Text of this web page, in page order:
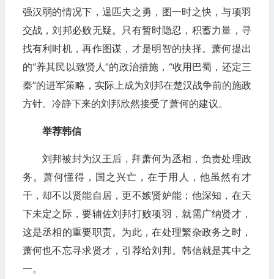
强汉弱的情况下，逞匹夫之勇，图一时之快，与项羽
交战，刘邦必败无疑。只有暂时隐忍，积蓄力量，寻
找有利时机，再作图谋，才是明智的抉择。萧何提出
的“养其民以致贤人”的政治措施，“收用巴蜀，还定三
秦”的进军策略，实际上成为刘邦在楚汉战争前的施政
方针。冷静下来的刘邦欣然接受了萧何的建议。
举荐韩信
刘邦被封为汉王后，拜萧何为丞相，负责处理政
务。萧何懂得，国之兴亡，在于用人，他虽然有才
干，却不以贤能自居，更不嫉贤妒能；他深知，在天
下未定之际，要辅佐刘邦打败项羽，就需广纳贤才，
这是丞相的重要职责。为此，在处理繁杂政务之时，
萧何也不忘寻求贤才，引荐给刘邦。韩信就是其中之
一。